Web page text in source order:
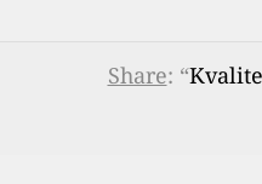
Share: “